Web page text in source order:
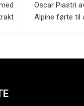
Oscar Piastri
Alpine førte til